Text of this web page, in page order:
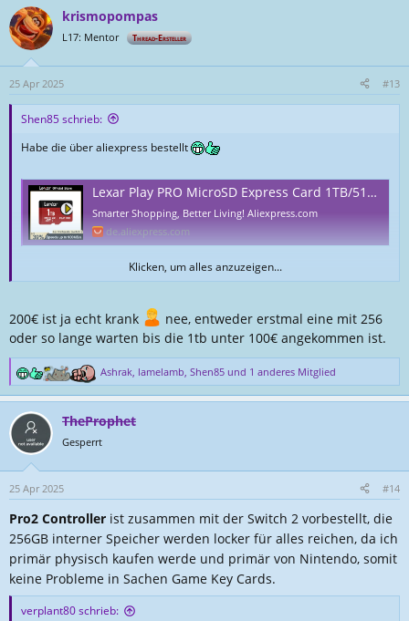
k
t
i
o
n
krismopompas
L17: Mentor Thread-Ersteller
25 Apr 2025 #13
Shen85 schrieb:
Habe die über aliexpress bestellt
Lexar Play PRO MicroSD Express Card 1TB/512GB/256GB,4K Video,Memory Cards for Game Consoles Up To 900MB/s for Nintendo Switch 2 - AliExpress 7
Smarter Shopping, Better Living! Aliexpress.com
de.aliexpress.com
Sind auch die ersten Bewertung eingetroffen, alle positiv, und ist auch
habe am 10.04 bestellt und heute soll sie ankommen, bezahlt habe ich
201€ und muss der Post heute noch knapp 17€ zahlen wegen Zoll
aber schätze das sie auch hier irgendwann bei Amazon aufgelistet wird
mit 200€
Klicken, um alles anzuzeigen...
200€ ist ja echt krank
nee, entweder erstmal eine mit 256
oder so lange warten bis die 1tb unter 100€ angekommen ist.
R
e
k
t
o
n
e
n
:
Ashrak, lamelamb, Shen85 und 1 anderes Mitglied
TheProphet
Gesperrt
25 Apr 2025 #14
Pro2 Controller ist zusammen mit der Switch 2 vorbestellt, die
256GB interner Speicher werden locker für alles reichen, da ich
primär physisch kaufen werde und primär von Nintendo, somit
keine Probleme in Sachen Game Key Cards.
verplant80 schrieb: